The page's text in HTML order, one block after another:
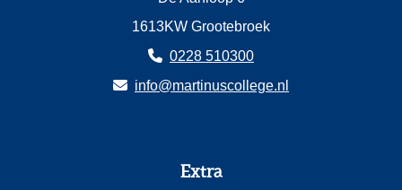
1613KW Grootebroek
0228 510300
info@martinuscollege.nl
Extra